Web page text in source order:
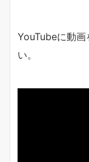
YouTubeに動画
い。